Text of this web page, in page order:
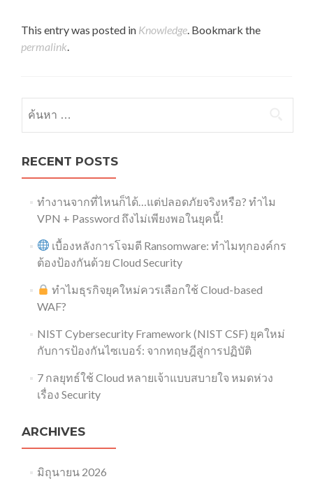
This entry was posted in Knowledge . Bookmark the
permalink
RECENT POSTS
ทำงานจากที่ไหนก็ได้…แต่ปลอดภัยจริงหรือ? ทำไม
VPN + Password ถึงไม่เพียงพอในยุคนี้!
เบื้องหลังการโจมตี Ransomware: ทำไมทุกองค์กร
ต้องป้องกันด้วย Cloud Security
ทำไมธุรกิจยุคใหม่ควรเลือกใช้ Cloud-based
WAF?
NIST Cybersecurity Framework (NIST CSF) ยุคใหม่
กับการป้องกันไซเบอร์: จากทฤษฎีสู่การปฏิบัติ
7 กลยุทธ์ใช้ Cloud หลายเจ้าแบบสบายใจ หมดห่วง
เรื่อง Security​
ARCHIVES
มิถุนายน 2026